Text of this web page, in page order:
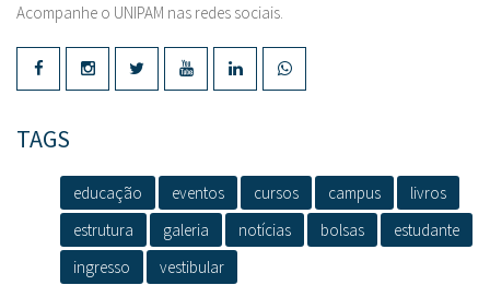
Acompanhe o UNIPAM nas redes sociais.
TAGS
educação eventos cursos campus
livros
estrutura
galeria notícias bolsas
estudante
ingresso
vestibular